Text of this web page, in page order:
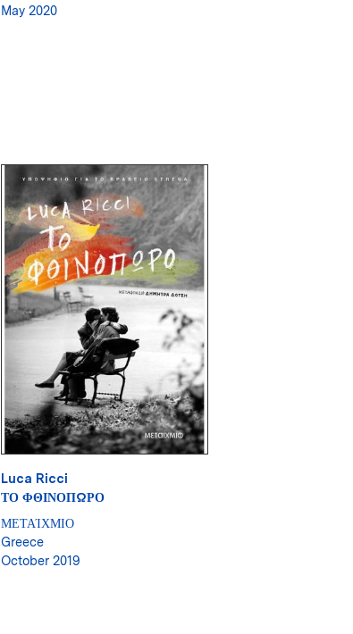
May 2020
Luca Ricci
ΤΟ ΦΘΙΝΟΠΩΡΟ
ΜΕΤΑΊΧΜΙΟ
Greece
October 2019